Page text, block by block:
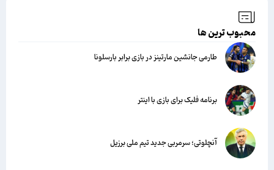
محبوب ترین ها
طارمی جانشین مارتینز در بازی برابر بارسلونا
برنامه فلیک برای بازی با اینتر
آنچلوتی؛ سرمربی جدید تیم ملی برزیل